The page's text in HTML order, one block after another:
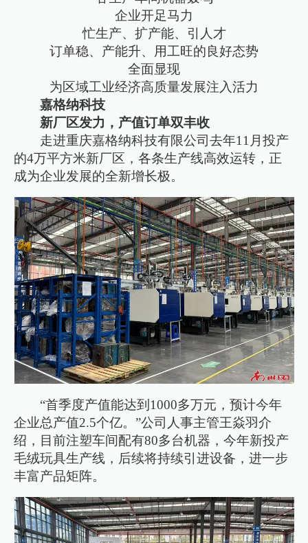
企业开足马力
忙生产、扩产能、引人才
订单稳、产能升、用工旺的良好态势
全面显现
为区域工业经济高质量发展注入活力
嘉格纳科技
新厂区发力，产值订单双丰收
走进重庆嘉格纳科技有限公司去年11月投产
的4万平方米新厂区，各条生产线高效运转，正
成为企业发展的全新增长极。
“首季度产值能达到1000多万元，预计今年
企业总产值2.5个亿。”公司人事主管王焱羽介
绍，目前注塑车间配有80多台机器，今年新投产
毛绒玩具生产线，后续将持续引进设备，进一步
丰富产品矩阵。